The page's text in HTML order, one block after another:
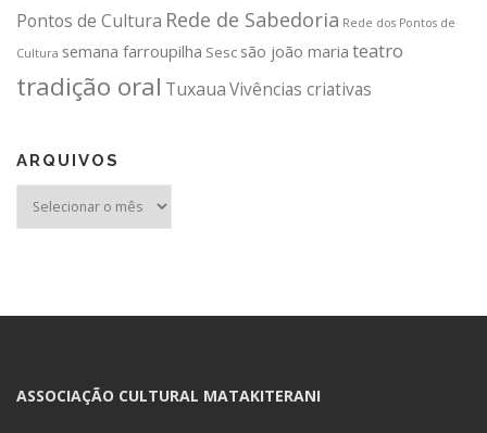
Pontos de Cultura Rede de Sabedoria Rede dos Pontos de
Cultura semana farroupilha Sesc são joão maria teatro
tradição oral TuxauaVivências criativas
ARQUIVOS
ASSOCIAÇÃO CULTURAL MATAKITERANI